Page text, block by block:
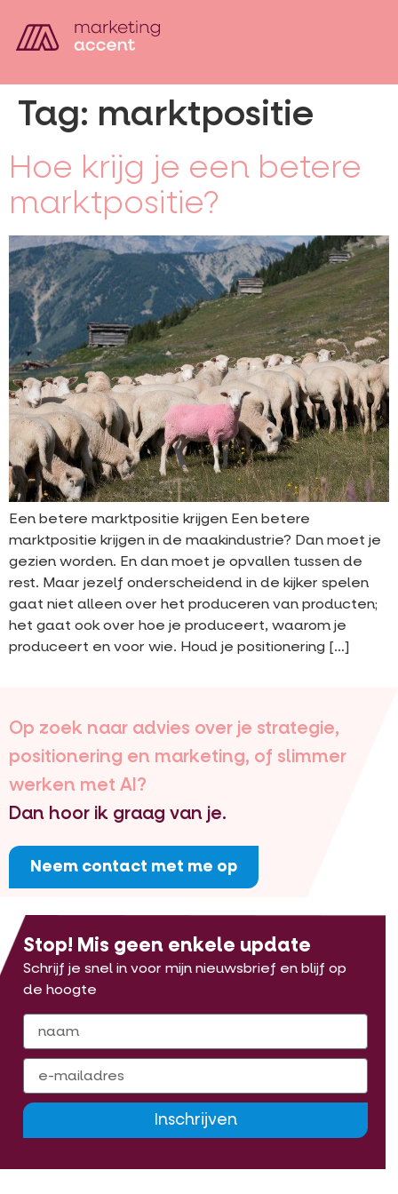
Tag: marktpositie
Hoe krijg je een betere
marktpositie?
Een betere marktpositie krijgen Een betere
marktpositie krijgen in de maakindustrie? Dan moet je
gezien worden. En dan moet je opvallen tussen de
rest. Maar jezelf onderscheidend in de kijker spelen
gaat niet alleen over het produceren van producten;
het gaat ook over hoe je produceert, waarom je
produceert en voor wie. Houd je positionering […]
Op zoek naar advies over je strategie,
positionering en marketing, of slimmer
werken met AI?
Dan hoor ik graag van je.
Neem contact met me op
Stop! Mis geen enkele update
Schrijf je snel in voor mijn nieuwsbrief en blijf op
de hoogte
Inschrijven